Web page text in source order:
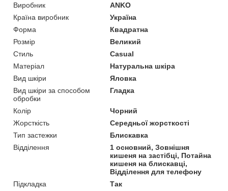
Виробник
ANKO
Країна виробник
Україна
Форма
Квадратна
Розмір
Великий
Стиль
Casual
Матеріал
Натуральна шкіра
Вид шкіри
Яловка
Вид шкіри за способом
обробки
Гладка
Колір
Чорний
Жорсткість
Середньої жорсткості
Тип застежки
Блискавка
Відділення
1 основний, Зовнішня
кишеня на застібці, Потайна
кишеня на блискавці,
Відділення для телефону
Підкладка
Так